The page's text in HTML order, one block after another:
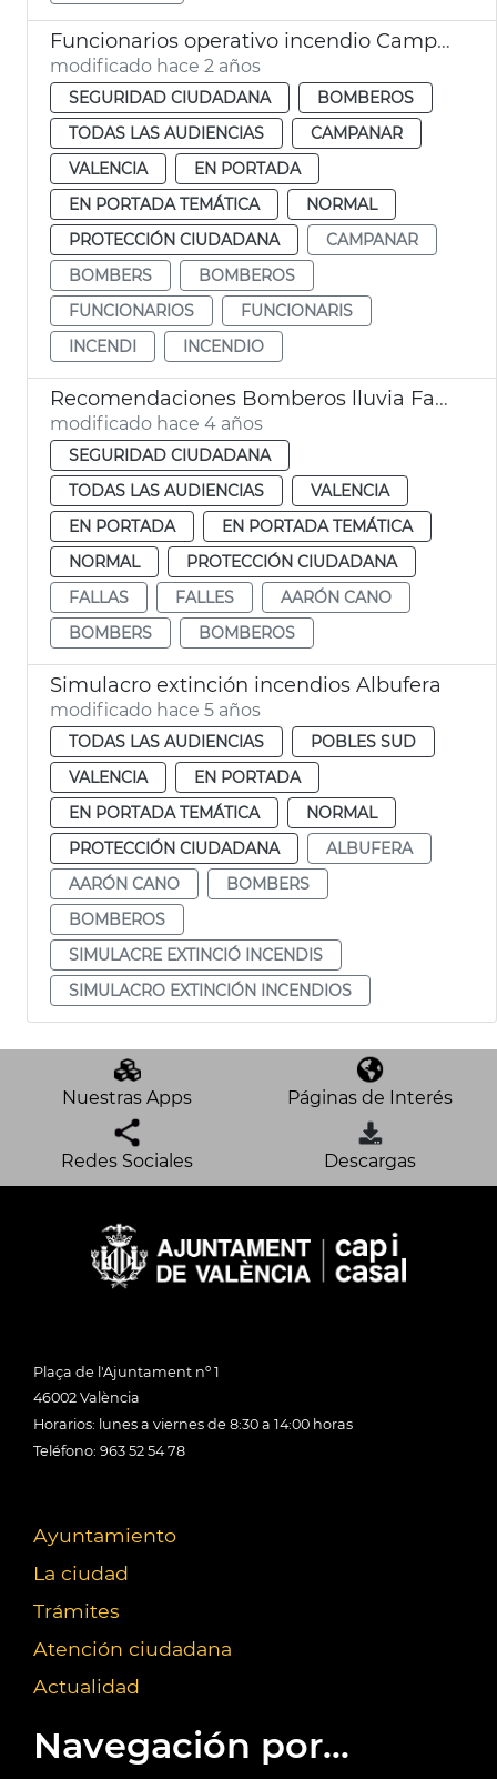
Funcionarios operativo incendio Campanar
modificado hace 2 años
SEGURIDAD CIUDADANA
BOMBEROS
TODAS LAS AUDIENCIAS
CAMPANAR
VALENCIA
EN PORTADA
EN PORTADA TEMÁTICA
NORMAL
PROTECCIÓN CIUDADANA
CAMPANAR
BOMBERS
BOMBEROS
FUNCIONARIOS
FUNCIONARIS
INCENDI
INCENDIO
Recomendaciones Bomberos lluvia Fallas
modificado hace 4 años
SEGURIDAD CIUDADANA
TODAS LAS AUDIENCIAS
VALENCIA
EN PORTADA
EN PORTADA TEMÁTICA
NORMAL
PROTECCIÓN CIUDADANA
FALLAS
FALLES
AARÓN CANO
BOMBERS
BOMBEROS
Simulacro extinción incendios Albufera
modificado hace 5 años
TODAS LAS AUDIENCIAS
POBLES SUD
VALENCIA
EN PORTADA
EN PORTADA TEMÁTICA
NORMAL
PROTECCIÓN CIUDADANA
ALBUFERA
AARÓN CANO
BOMBERS
BOMBEROS
SIMULACRE EXTINCIÓ INCENDIS
SIMULACRO EXTINCIÓN INCENDIOS
Nuestras Apps Páginas de Interés
Redes Sociales Descargas
Plaça de l'Ajuntament nº 1
46002 València
Horarios: lunes a viernes de 8:30 a 14:00 horas
Teléfono: 963 52 54 78
Ayuntamiento
La ciudad
Trámites
Atención ciudadana
Actualidad
Navegación por...